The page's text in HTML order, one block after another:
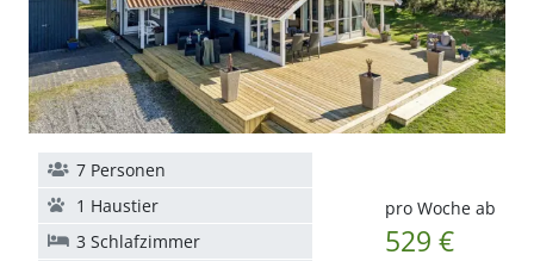
pro Woche ab
529 €
7 Personen
1 Haustier
3 Schlafzimmer